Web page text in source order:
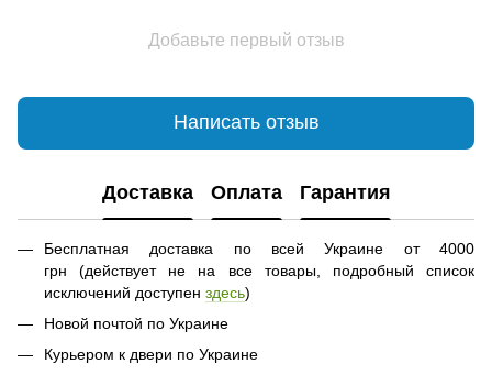
Добавьте первый отзыв
Написать отзыв
Доставка Оплата Гарантия
Бесплатная доставка по всей Украине от 4000
грн (действует не на все товары, подробный список
исключений доступен здесь)
Новой почтой по Украине
Курьером к двери по Украине